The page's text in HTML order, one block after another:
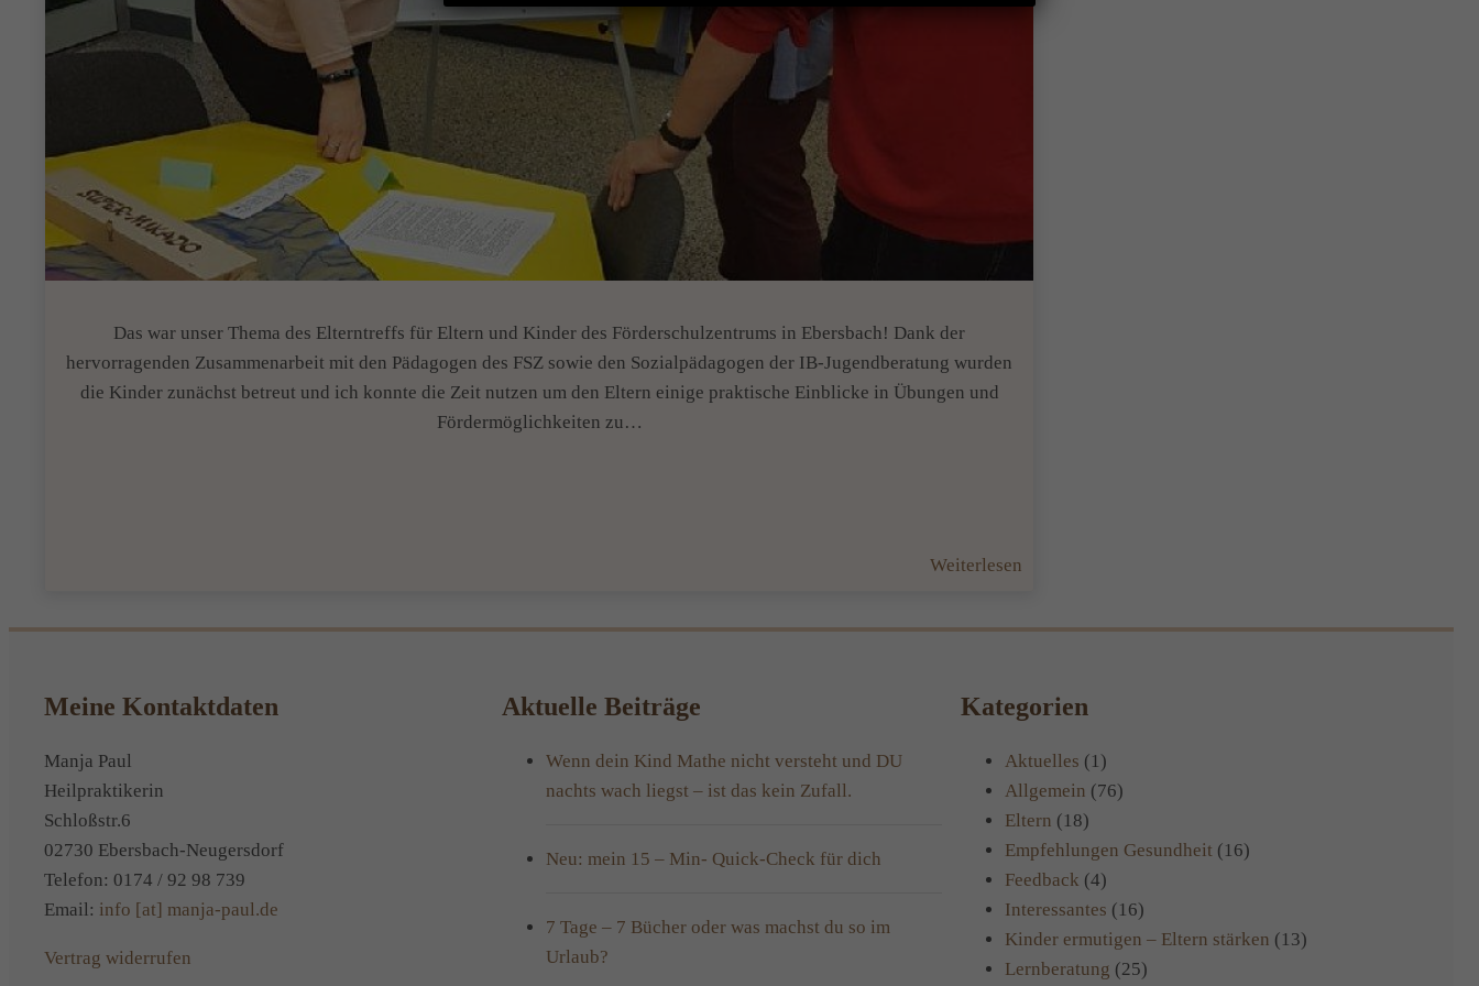
Das war unser Thema des Elterntreffs für Eltern und Kinder des Förderschulzentrums in Ebersbach! Dank der
hervorragenden Zusammenarbeit mit den Pädagogen des FSZ sowie den Sozialpädagogen der IB-Jugendberatung wurden
die Kinder zunächst betreut und ich konnte die Zeit nutzen um den Eltern einige praktische Einblicke in Übungen und
Fördermöglichkeiten zu…
Weiterlesen
leicht
Meine Kontaktdaten
Manja Paul
Heilpraktikerin
Schloßstr.6
02730 Ebersbach-Neugersdorf
Telefon: 0174 / 92 98 739
Email: info [at] manja-paul.de
Vertrag widerrufen
Aktuelle Beiträge
Wenn dein Kind Mathe nicht versteht und DU
nachts wach liegst – ist das kein Zufall.
Neu: mein 15 – Min- Quick-Check für dich
7 Tage – 7 Bücher oder was machst du so im
Urlaub?
Kategorien
Aktuelles (1)
Allgemein (76)
Eltern (18)
Empfehlungen Gesundheit(16)
Feedback (4)
Interessantes (16)
Kinder ermutigen – Eltern stärken (13)
Lernberatung (25)